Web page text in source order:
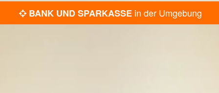
BANK UND SPARKASSE in der Umgebung